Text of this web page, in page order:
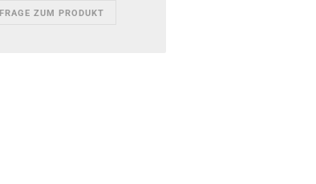
FRAGE ZUM PRODUKT